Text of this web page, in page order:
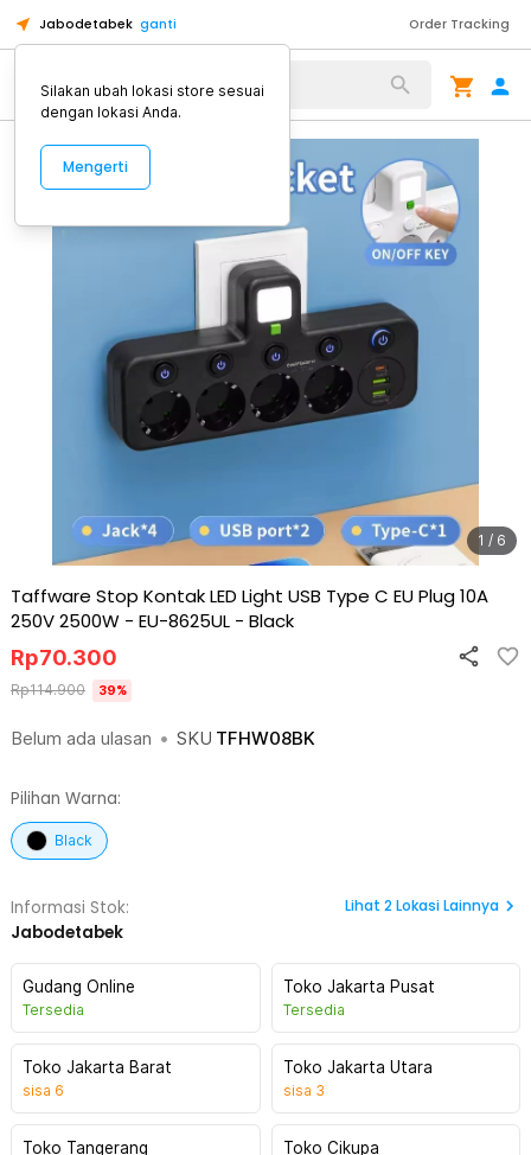
Jabodetabek ganti Order Tracking
Alat Kopi
1 / 6
Taffware Stop Kontak LED Light USB Type C EU Plug 10A
250V 2500W - EU-8625UL - Black
Belum ada ulasan • SKU TFHW08BK
Rp70.300
Rp114.900 39%
Pilihan Warna:
Black
Informasi Stok:
Jabodetabek
Lihat 2Lokasi Lainnya
Gudang Online
Tersedia
Toko Jakarta Pusat
Tersedia
Toko Jakarta Barat
sisa 6
Toko Jakarta Utara
sisa 3
Toko Tangerang Toko Cikupa
Silakan ubah lokasi store sesuai
dengan lokasi Anda.
Mengerti